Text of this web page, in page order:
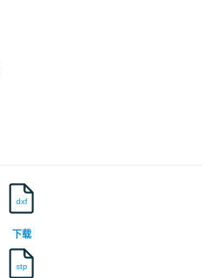
dxf
下载
stp